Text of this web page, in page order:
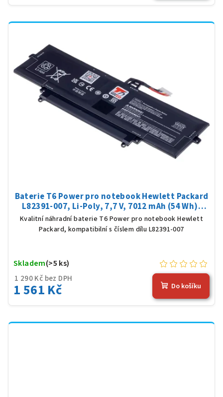
Baterie T6 Power pro notebook Hewlett Packard
L82391-007, Li-Poly, 7,7 V, 7012 mAh (54 Wh),
černá
Kvalitní náhradní baterie T6 Power pro notebook Hewlett
Packard, kompatibilní s číslem dílu L82391-007
1 290 Kč bez DPH
1 561 Kč
Skladem(>5 ks)
Do košíku